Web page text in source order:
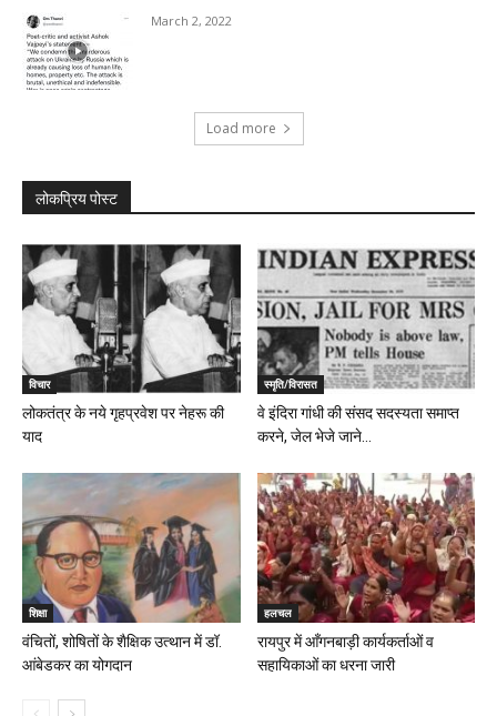
March 2, 2022
Load more
लोकप्रिय पोस्ट
विचार
लोकतंत्र के नये गृहप्रवेश पर नेहरू की
याद
स्मृति/विरासत
वे इंदिरा गांधी की संसद सदस्यता समाप्त
करने, जेल भेजे जाने...
शिक्षा
वंचितों, शोषितों के शैक्षिक उत्थान में डॉ.
आंबेडकर का योगदान
हलचल
रायपुर में आँगनबाड़ी कार्यकर्ताओं व
सहायिकाओं का धरना जारी